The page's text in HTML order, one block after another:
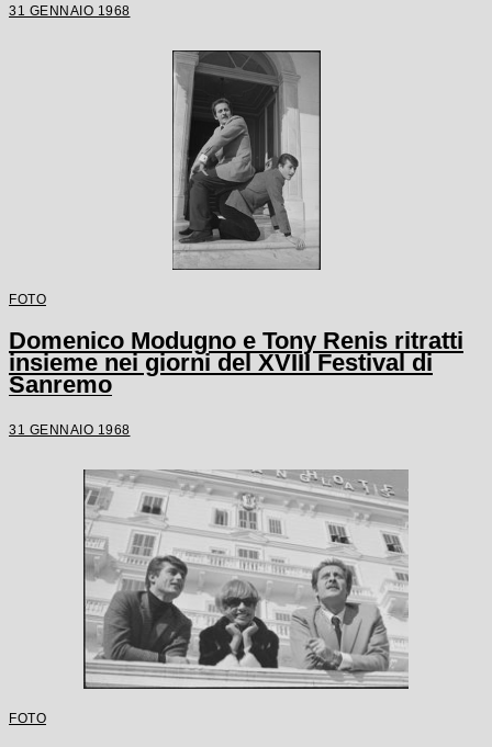
31 GENNAIO 1968
FOTO
Domenico Modugno e Tony Renis ritratti
insieme nei giorni del XVIII Festival di
Sanremo
31 GENNAIO 1968
FOTO